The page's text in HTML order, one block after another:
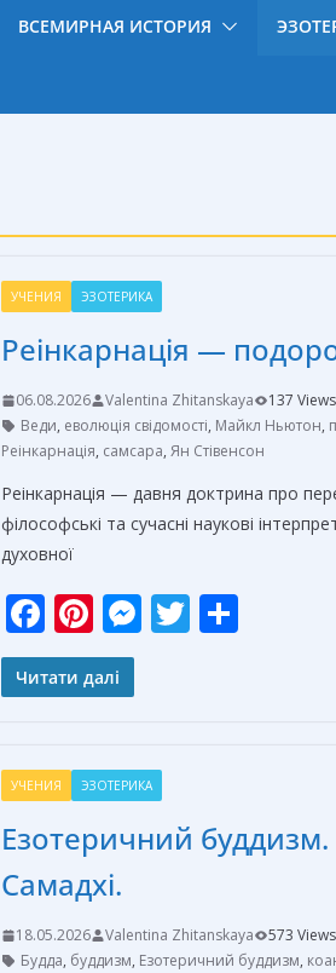
ВСЕМИРНАЯ ИСТОРИЯ
УЧЕНИЯ ЭЗОТЕРИКА
Реінкарнація —
06.08.2026 Valentina Zhitanskaya 137 Views
Веди, еволюція свідомості, Майкл Ньютон,
Реінкарнація, самсара, Ян Стівенсон
Реінкарнація — давня доктрина про
філософські та сучасні наукові
духовної
F
ac
e
o
o
k
Pi
nt
er
st
M
n
g
er
T
и
ь
Читати далі
УЧЕНИЯ ЭЗОТЕРИКА
Езотеричний буддизм.
Самадхі.
18.05.2026 Valentina Zhitanskaya 573 Views
Будда, буддизм, Езотеричний буддизм,